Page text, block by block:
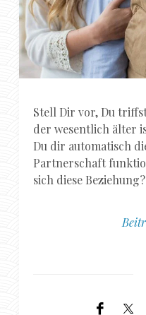
Stell Dir vor, Du
der wesentlich älter
Du dir automatisch
Partnerschaft
sich diese Beziehung?